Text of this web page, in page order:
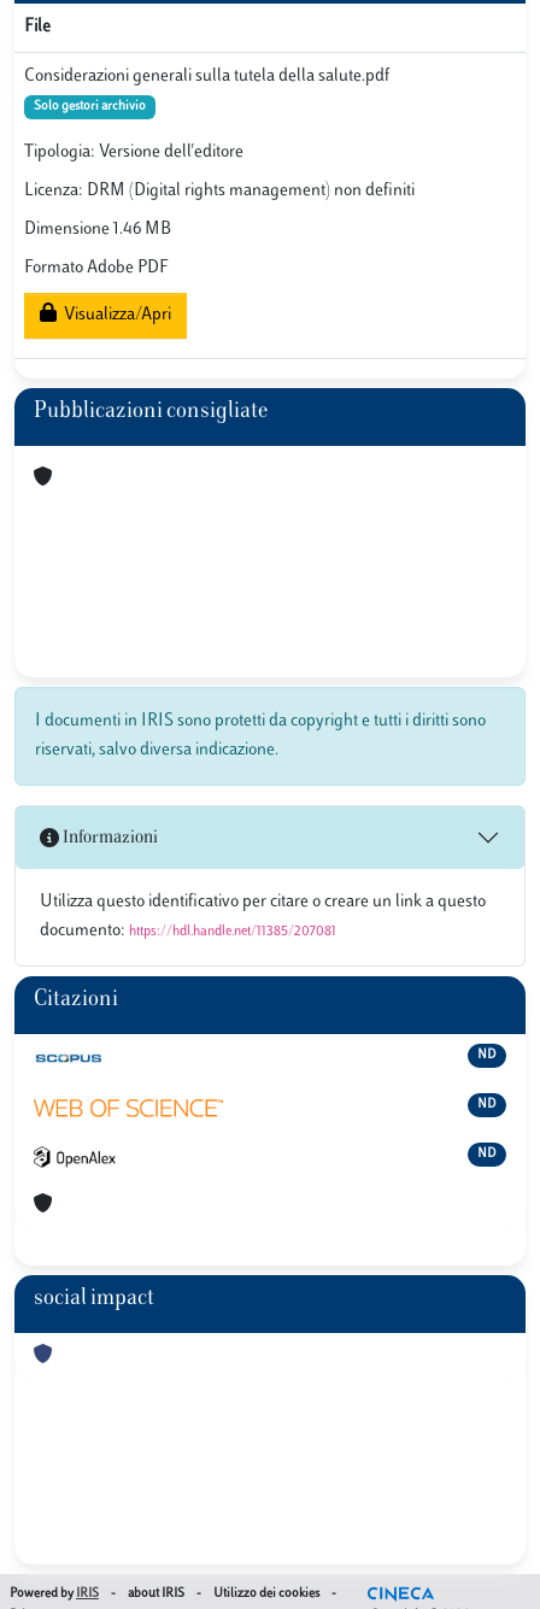
File
Considerazioni generali sulla tutela della salute.pdf
Solo gestori archivio
Tipologia: Versione dell'editore
Licenza: DRM (Digital rights management) non definiti
Dimensione 1.46 MB
Formato Adobe PDF
Visualizza/Apri
Pubblicazioni consigliate
I documenti in IRIS sono protetti da copyright e tutti i diritti sono
riservati, salvo diversa indicazione.
Informazioni
Utilizza questo identificativo per citare o creare un link a questo
documento: https://hdl.handle.net/11385/207081
Citazioni
ND
ND
ND
social impact
Powered by IRIS - about IRIS - Utilizzo dei cookies -